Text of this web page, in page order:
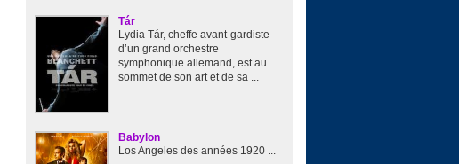
Tár
Lydia Tár, cheffe avant-gardiste
d’un grand orchestre
symphonique allemand, est au
sommet de son art et de sa ...
Babylon
Los Angeles des années 1920 ...